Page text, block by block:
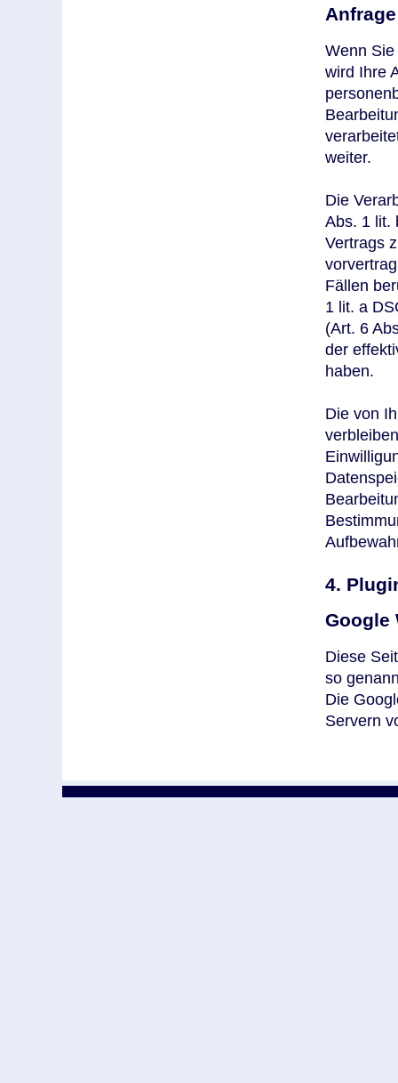
Wenn
wird Ihre
weiter.
Die
Abs. 1 lit.
Vertrags
Fällen
1 lit. a
(Art. 6
der
haben.
Die von
4.
Google
Diese
so
Die
Servern